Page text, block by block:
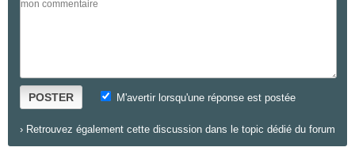
POSTER M'avertir lorsqu'une réponse est postée
› Retrouvez également cette discussion dans le topic dédié du forum